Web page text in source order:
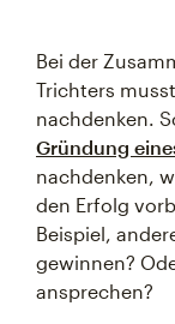
Bei der
Trichters
nachdenken.
Gründung
nachdenken,
den Erfolg
Beispiel,
gewinnen?
ansprechen?